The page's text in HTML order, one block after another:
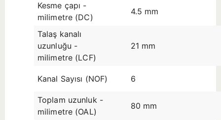
Kesme çapı -
milimetre (DC)
4.5 mm
Talaş kanalı
uzunluğu -
milimetre (LCF)
21 mm
Kanal Sayısı (NOF) 6
Toplam uzunluk -
milimetre (OAL)
80 mm